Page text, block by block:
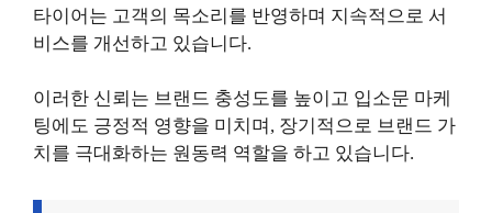
타이어는 고객의 목소리를 반영하며 지속적으로 서
비스를 개선하고 있습니다.
이러한 신뢰는 브랜드 충성도를 높이고 입소문 마케
팅에도 긍정적 영향을 미치며, 장기적으로 브랜드 가
치를 극대화하는 원동력 역할을 하고 있습니다.